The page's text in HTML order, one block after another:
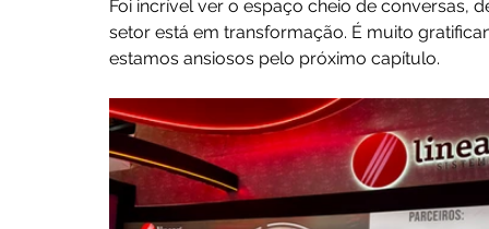
Foi incrível ver o espaço cheio de conversas,
setor está em transformação. É muito
estamos ansiosos pelo próximo capítulo.